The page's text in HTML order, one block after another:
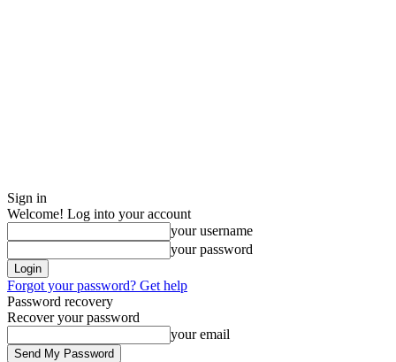
Sign in
Welcome! Log into your account
your username
your password
Forgot your password? Get help
Password recovery
Recover your password
your email